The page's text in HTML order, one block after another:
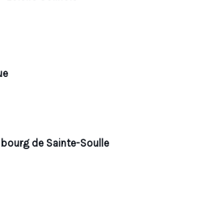
bourg de Sainte-Soulle